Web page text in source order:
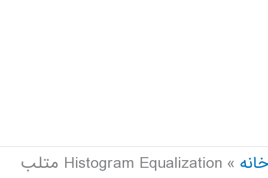
خانه
Histogram Equalization متلب